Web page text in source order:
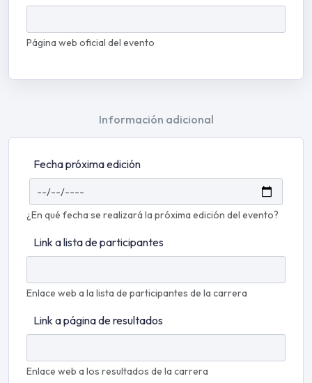
Página web oficial del evento
Información adicional
Fecha próxima edición
¿En qué fecha se realizará la próxima edición del evento?
Link a lista de participantes
Enlace web a la lista de participantes de la carrera
Link a página de resultados
Enlace web a los resultados de la carrera